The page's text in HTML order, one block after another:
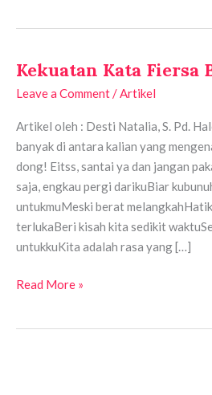
Kekuatan Kata Fiersa
Leave a Comment / Artikel
Artikel oleh : Desti Natalia, S. Pd.
banyak di antara kalian yang
dong! Eitss, santai ya dan jangan
saja, engkau pergi darikuBiar
untukmuMeski berat
terlukaBeri kisah kita sedikit
untukkuKita adalah rasa yang […]
Kekuatan
Kata
Besari
Read More »